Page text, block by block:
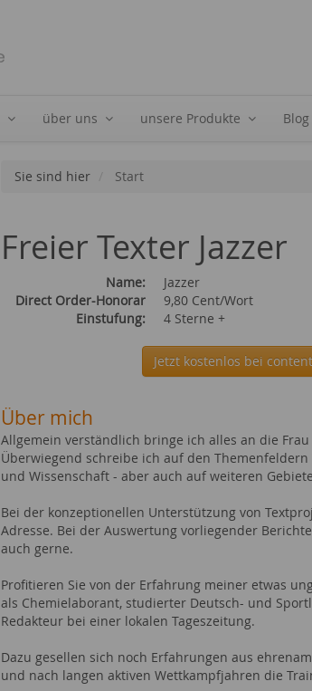
über uns unsere Produkte Blog
Sie sind hier Start
Freier Texter Jazzer
Name:
Jazzer
Direct Order-Honorar
9,80 Cent/Wort
Einstufung:
4 Sterne +
Jetzt kostenlos bei
Über mich
Allgemein verständlich bringe ich alles an die
Überwiegend schreibe ich auf den
und Wissenschaft - aber auch auf weiteren
Bei der konzeptionellen Unterstützung von
Adresse. Bei der Auswertung vorliegender
auch gerne.
Profitieren Sie von der Erfahrung meiner etwas
als Chemielaborant, studierter Deutsch- und
Redakteur bei einer lokalen Tageszeitung.
Dazu gesellen sich noch Erfahrungen aus
und nach langen aktiven Wettkampfjahren die